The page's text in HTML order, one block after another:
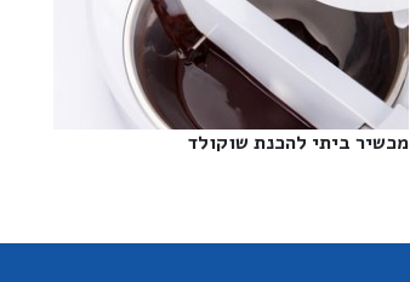
מכשיר ביתי להכנת שוקולד‎